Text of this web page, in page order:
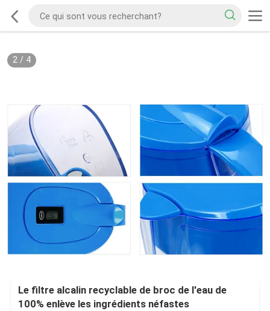
2/ 4
Le filtre alcalin recyclable de broc de l'eau de
100% enlève les ingrédients néfastes